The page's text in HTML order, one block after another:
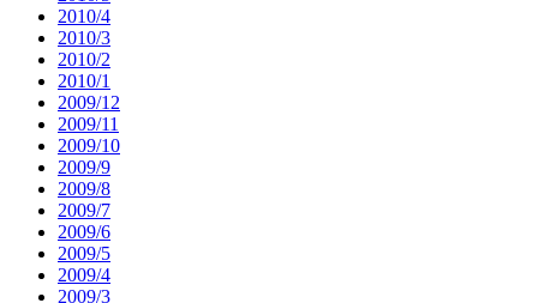
2010/4
2010/3
2010/2
2010/1
2009/12
2009/11
2009/10
2009/9
2009/8
2009/7
2009/6
2009/5
2009/4
2009/3